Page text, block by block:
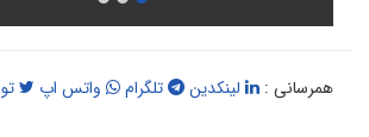
همرسانی : لینکدین تلگرام واتس اپ توییتر